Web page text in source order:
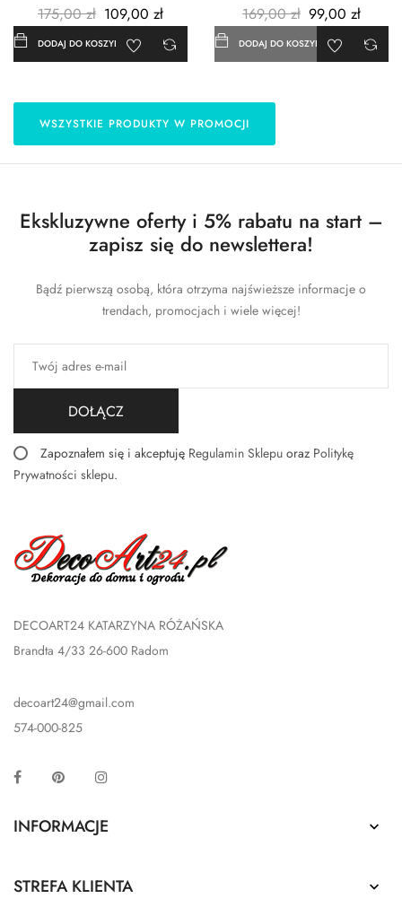
175,00 zł 109,00 zł
DODAJ DO KOSZYKA
169,00 zł 99,00 zł
DODAJ DO KOSZYKA
WSZYSTKIE PRODUKTY W PROMOCJI
Ekskluzywne oferty i 5% rabatu na start –
zapisz się do newslettera!
Bądź pierwszą osobą, która otrzyma najświeższe informacje o
trendach, promocjach i wiele więcej!
DOŁĄCZ
Zapoznałem się i akceptuję Regulamin Sklepu oraz Politykę
Prywatności sklepu.
DECOART24 KATARZYNA RÓŻAŃSKA
Brandta 4/33 26-600 Radom
decoart24@gmail.com
574-000-825
Facebook Pinterest
INFORMACJE 
STREFA KLIENTA 